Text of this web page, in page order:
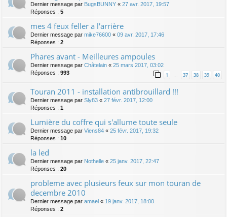
Dernier message par BugsBUNNY « 27 avr. 2017, 19:57
Réponses : 5
mes 4 feux feller a l'arrière
Dernier message par mike76600 « 09 avr. 2017, 17:46
Réponses : 2
Phares avant - Meilleures ampoules
Dernier message par Châtelain « 25 mars 2017, 03:02
Réponses : 993 1 37 38 39 40
Touran 2011 - installation antibrouillard !!!
Dernier message par Sly83 « 27 févr. 2017, 12:00
Réponses : 1
Lumière du coffre qui s'allume toute seule
Dernier message par Viens84 « 25 févr. 2017, 19:32
Réponses : 10
la led
Dernier message par Nothelle « 25 janv. 2017, 22:47
Réponses : 20
probleme avec plusieurs feux sur mon touran de
decembre 2010
Dernier message par amael « 19 janv. 2017, 18:00
Réponses : 2